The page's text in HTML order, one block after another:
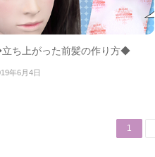
ち上がった前髪の作り方◆
年6月4日
Page
1